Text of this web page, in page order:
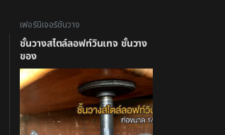
เฟอร์นิเจอร์ชั้นวาง
ชั้นวางสไตล์ลอฟท์วินเทจ ชั้นวาง
ของ